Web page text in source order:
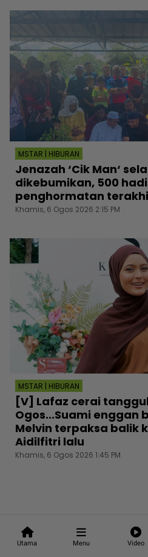
Utama Menu Video
MSTAR | HIBURAN
Jenazah ‘Cik Man‘
dikebumikan, 500
penghormatan
Khamis, 6 Ogos 2026 2:15 PM
MSTAR | HIBURAN
[V] Lafaz cerai
Ogos...Suami enggan
Melvin terpaksa balik
Aidilfitri lalu
Khamis, 6 Ogos 2026 1:45 PM
Follow media